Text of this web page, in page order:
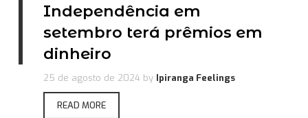
Independência em
setembro terá prêmios em
dinheiro
25 de agosto de 2024 by Ipiranga Feelings
READ MORE